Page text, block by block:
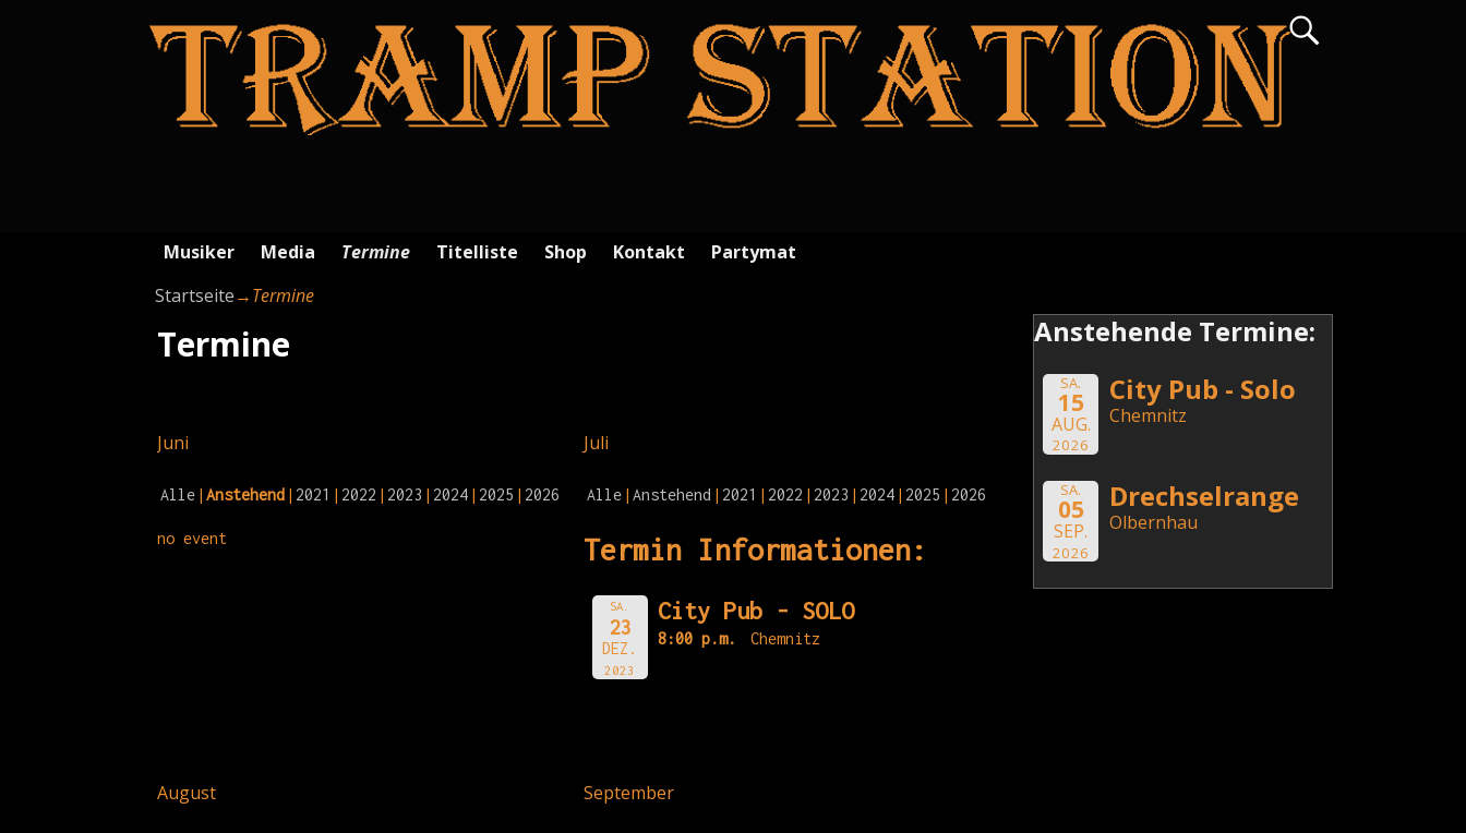
Musiker Media Termine Titelliste Shop Kontakt
Partymat
Startseite→Termine
Termine
Juni
Alle Anstehend 2021 2022 2023 2024 2025 2026
no event
Juli
Alle Anstehend 2021 2022 2023 2024 2025 2026
Termin Informationen:
SA.
23
DEZ.
2023
City Pub - SOLO
8:00 p.m. Chemnitz
August September
Anstehende Termine:
SA.
15
AUG.
2026
City Pub - Solo
Chemnitz
SA.
05
SEP.
2026
Drechselrange
Olbernhau